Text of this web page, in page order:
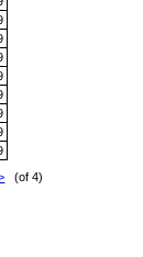
(of 4)